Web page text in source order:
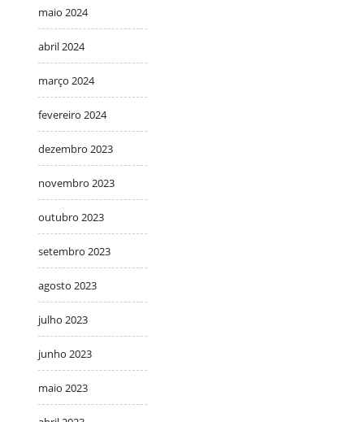
maio 2024
abril 2024
março 2024
fevereiro 2024
dezembro 2023
novembro 2023
outubro 2023
setembro 2023
agosto 2023
julho 2023
junho 2023
maio 2023